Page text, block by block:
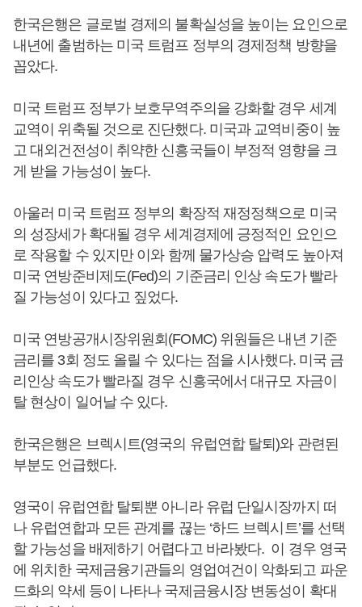
한국은행은 글로벌 경제의 불확실성을 높이는 요인으로
내년에 출범하는 미국 트럼프 정부의 경제정책 방향을
꼽았다.
미국 트럼프 정부가 보호무역주의을 강화할 경우 세계
교역이 위축될 것으로 진단했다. 미국과 교역비중이 높
고 대외건전성이 취약한 신흥국들이 부정적 영향을 크
게 받을 가능성이 높다.
아울러 미국 트럼프 정부의 확장적 재정정책으로 미국
의 성장세가 확대될 경우 세계경제에 긍정적인 요인으
로 작용할 수 있지만 이와 함께 물가상승 압력도 높아져
미국 연방준비제도(Fed)의 기준금리 인상 속도가 빨라
질 가능성이 있다고 짚었다.
미국 연방공개시장위원회(FOMC) 위원들은 내년 기준
금리를 3회 정도 올릴 수 있다는 점을 시사했다. 미국 금
리인상 속도가 빨라질 경우 신흥국에서 대규모 자금이
탈 현상이 일어날 수 있다.
한국은행은 브렉시트(영국의 유럽연합 탈퇴)와 관련된
부분도 언급했다.
영국이 유럽연합 탈퇴뿐 아니라 유럽 단일시장까지 떠
나 유럽연합과 모든 관계를 끊는 ‘하드 브렉시트’를 선택
할 가능성을 배제하기 어렵다고 바라봤다. 이 경우 영국
에 위치한 국제금융기관들의 영업여건이 악화되고 파운
드화의 약세 등이 나타나 국제금융시장 변동성이 확대